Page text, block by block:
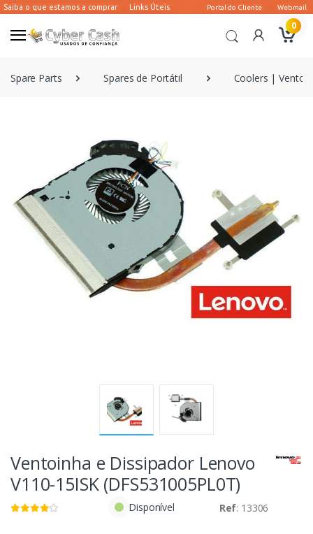
0
Spare Parts Spares de Portátil Coolers |
Ventoinha e Dissipador Lenovo
V110-15ISK (DFS531005PL0T)
Disponível Ref: 13306